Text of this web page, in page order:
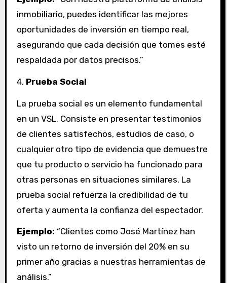
inmobiliario, puedes identificar las mejores
oportunidades de inversión en tiempo real,
asegurando que cada decisión que tomes esté
respaldada por datos precisos.”
4. Prueba Social
La prueba social es un elemento fundamental
en un VSL. Consiste en presentar testimonios
de clientes satisfechos, estudios de caso, o
cualquier otro tipo de evidencia que demuestre
que tu producto o servicio ha funcionado para
otras personas en situaciones similares. La
prueba social refuerza la credibilidad de tu
oferta y aumenta la confianza del espectador.
Ejemplo: “Clientes como José Martínez han
visto un retorno de inversión del 20% en su
primer año gracias a nuestras herramientas de
análisis.”